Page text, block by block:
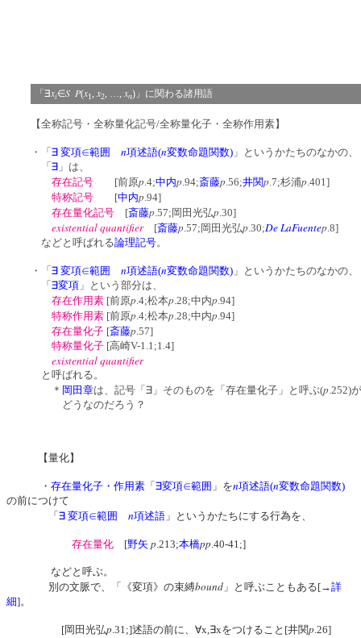
「∃xi∈S P(x1,x2, …,xn)」に関わる諸用語
【全称記号・全称量化記号/全称量化子・全称作用素】
・「 ∃ 変項∈範囲 n項述語(n変数命題関数) 」というかたちのなかの、
「 ∃ 」は、
存在記号 [前原p.4;中内p.94;斎藤p.56;井関p.7;杉浦p.401]
特称記号 [中内p.94]
存在量化記号 [斎藤p.57;岡田光弘p.30]
existential quantifier[斎藤p.57;岡田光弘p.30;De LaFuentep.8]
などと呼ばれる論理記号。
・「 ∃ 変項∈範囲 n項述語(n変数命題関数) 」というかたちのなかの、
「 ∃変項 」という部分は、
存在作用素 [前原p.4;松本p.28;中内p.94]
特称作用素 [前原p.4;松本p.28;中内p.94]
存在量化子 [斎藤p.57]
特称量化子 [高崎V-1.1;1.4]
existential quantifier
と呼ばれる。
＊ 岡田章は、記号「∃」そのものを「存在量化子」と呼ぶ(p.252)
どうなのだろう？
【量化】
・ 存在量化子・作用素 「 ∃変項∈範囲 」をn項述語(n変数命題関数)
の前につけて
「 ∃ 変項∈範囲 n項述語 」というかたちにする行為を、
存在量化 [野矢 p.213;本橋pp.40-41;]
などと呼ぶ。
別の文脈で、「《変項》の束縛bound 」と呼ぶこともある[→詳
細]。
[岡田光弘p.31;]述語の前に、∀x,∃xをつけること[井関p.26]